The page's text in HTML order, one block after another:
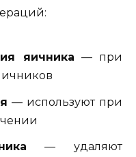
яичника — при
— используют при
— удаляют